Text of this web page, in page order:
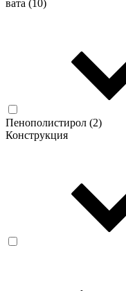
вата (10)
Пенополистирол (2)
Конструкция